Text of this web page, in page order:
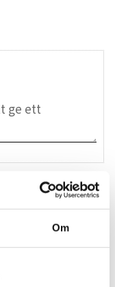
Om